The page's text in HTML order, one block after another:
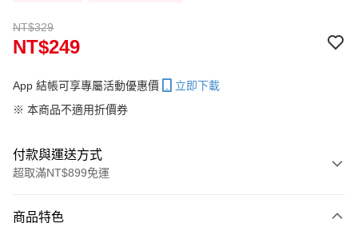
NT$329
NT$249
App 結帳可享專屬活動優惠價
立即下載
※ 本商品不適用折價券
付款與運送方式
超取滿NT$899免運
信用卡一次付款
商品特色